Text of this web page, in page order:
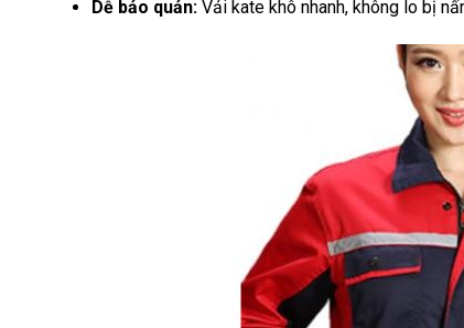
Dễ bảo quản:Vải kate khô nhanh, không lo bị